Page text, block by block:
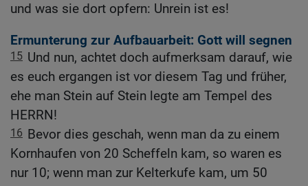
und was sie dort opfern: Unrein ist es!
Ermunterung zur Aufbauarbeit: Gott will segnen
15 Und nun, achtet doch aufmerksam darauf, wie
es euch ergangen ist vor diesem Tag und früher,
ehe man Stein auf Stein legte am Tempel des
HERRN!
16 Bevor dies geschah, wenn man da zu einem
Kornhaufen von 20 Scheffeln kam, so waren es
nur 10; wenn man zur Kelterkufe kam, um 50